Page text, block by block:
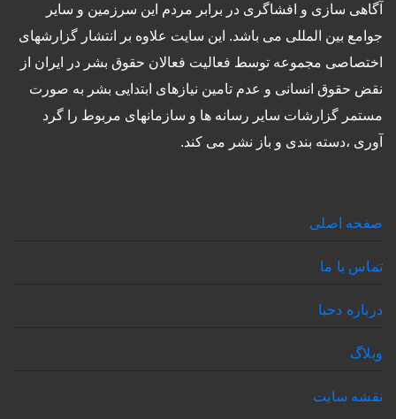
آگاهى سازی و افشاگرى در برابر مردم این سرزمین و ساير
جوامع بین المللى می باشد. این سایت علاوه بر انتشار گزارشهای
اختصاصی مجموعه توسط فعاليت فعالان حقوق بشر در ایران از
نقض حقوق انسانی و عدم تامین نیازهای ابتدایی بشر به صورت
مستمر گزارشات سایر رسانه ها و سازمانهای مربوط را گرد
آوری ،دسته بندی و باز نشر می كند.
صفحه اصلی
تماس با ما
درباره دحبا
وبلاگ
نقشه سایت